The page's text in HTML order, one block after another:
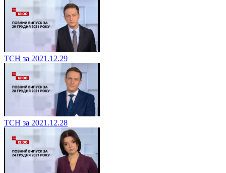
ТСН за 2021.12.29
ТСН за 2021.12.28